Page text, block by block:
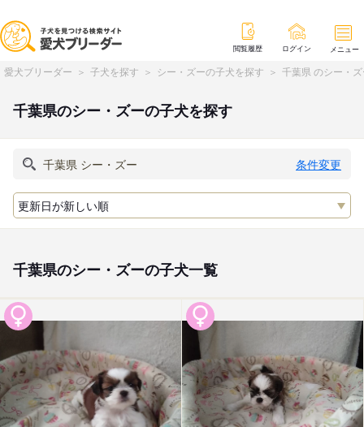
閲覧履歴 ログイン メニュー
愛犬ブリーダー 子犬を探す シー・ズーの子犬を探す 千葉県 のシー・
千葉県のシー・ズーの子犬を探す
条件変更
千葉県のシー・ズーの子犬一覧